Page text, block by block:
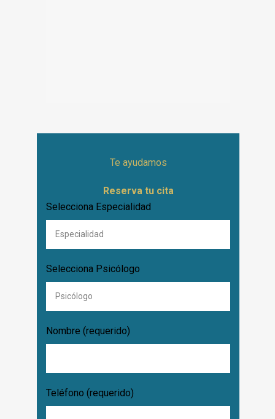
Te ayudamos
Reserva tu cita
Selecciona Especialidad
Selecciona Psicólogo
Nombre (requerido)
Teléfono (requerido)